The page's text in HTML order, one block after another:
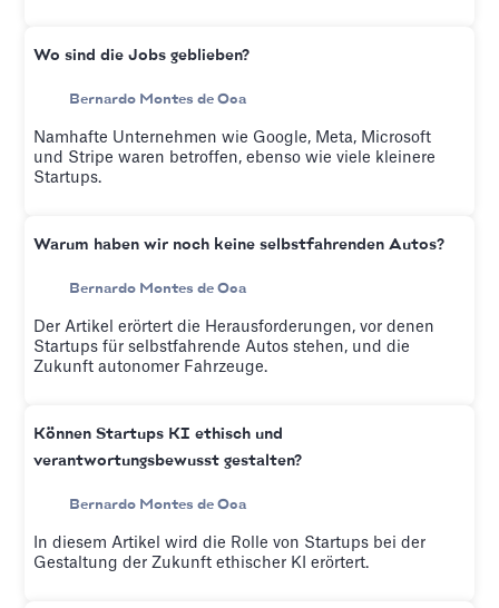
Wo sind die Jobs geblieben?
Bernardo Montes de Oca
Namhafte Unternehmen wie Google, Meta, Microsoft
und Stripe waren betroffen, ebenso wie viele kleinere
Startups.
Warum haben wir noch keine selbstfahrenden Autos?
Bernardo Montes de Oca
Der Artikel erörtert die Herausforderungen, vor denen
Startups für selbstfahrende Autos stehen, und die
Zukunft autonomer Fahrzeuge.
Können Startups KI ethisch und
verantwortungsbewusst gestalten?
Bernardo Montes de Oca
In diesem Artikel wird die Rolle von Startups bei der
Gestaltung der Zukunft ethischer KI erörtert.